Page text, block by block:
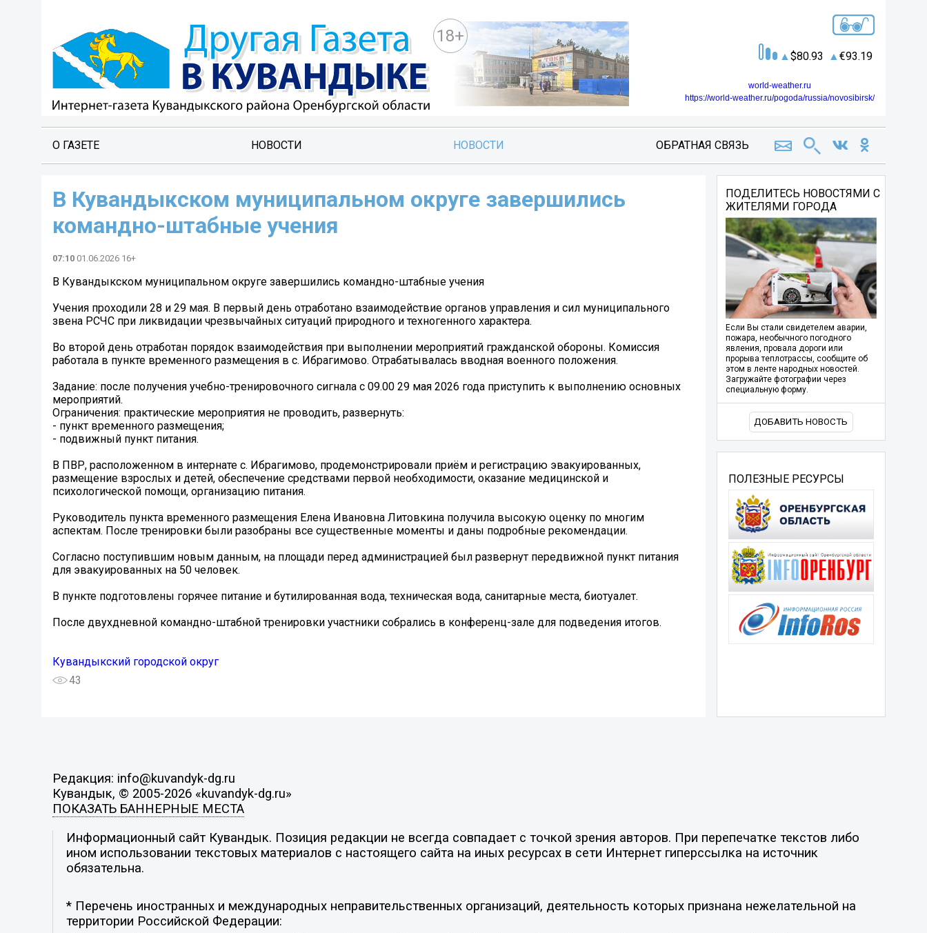
18+
80.93 93.19
world-weather.ru
https://world-weather.ru/pogoda/russia/novosibirsk/
О ГАЗЕТЕ НОВОСТИ НОВОСТИ ОБРАТНАЯ СВЯЗЬ
В Кувандыкском муниципальном округе завершились
командно-штабные учения
07:10 01.06.2026 16+
В Кувандыкском муниципальном округе завершились командно-штабные учения
Учения проходили 28 и 29 мая. В первый день отработано взаимодействие органов управления и сил муниципального
звена РСЧС при ликвидации чрезвычайных ситуаций природного и техногенного характера.
Во второй день отработан порядок взаимодействия при выполнении мероприятий гражданской обороны. Комиссия
работала в пункте временного размещения в с. Ибрагимово. Отрабатывалась вводная военного положения.
Задание: после получения учебно-тренировочного сигнала с 09.00 29 мая 2026 года приступить к выполнению основных
мероприятий.
Ограничения: практические мероприятия не проводить, развернуть:
- пункт временного размещения;
- подвижный пункт питания.
В ПВР, расположенном в интернате с. Ибрагимово, продемонстрировали приём и регистрацию эвакуированных,
размещение взрослых и детей, обеспечение средствами первой необходимости, оказание медицинской и
психологической помощи, организацию питания.
Руководитель пункта временного размещения Елена Ивановна Литовкина получила высокую оценку по многим
аспектам. После тренировки были разобраны все существенные моменты и даны подробные рекомендации.
Согласно поступившим новым данным, на площади перед администрацией был развернут передвижной пункт питания
для эвакуированных на 50 человек.
В пункте подготовлены горячее питание и бутилированная вода, техническая вода, санитарные места, биотуалет.
После двухдневной командно-штабной тренировки участники собрались в конференц-зале для подведения итогов.
Кувандыкский городской округ
43
ПОДЕЛИТЕСЬ НОВОСТЯМИ С
ЖИТЕЛЯМИ ГОРОДА
Если Вы стали свидетелем аварии,
пожара, необычного погодного
явления, провала дороги или
прорыва теплотрассы, сообщите об
этом в ленте народных новостей.
Загружайте фотографии через
специальную форму.
ДОБАВИТЬ НОВОСТЬ
ПОЛЕЗНЫЕ РЕСУРСЫ
Редакция: info@kuvandyk-dg.ru
Кувандык, © 2005-2026 «kuvandyk-dg.ru»
ПОКАЗАТЬ БАННЕРНЫЕ МЕСТА
Информационный сайт Кувандык. Позиция редакции не всегда совпадает с точкой зрения авторов. При перепечатке текстов либо
ином использовании текстовых материалов с настоящего сайта на иных ресурсах в сети Интернет гиперссылка на источник
обязательна.
* Перечень иностранных и международных неправительственных организаций, деятельность которых признана нежелательной на
территории Российской Федерации: